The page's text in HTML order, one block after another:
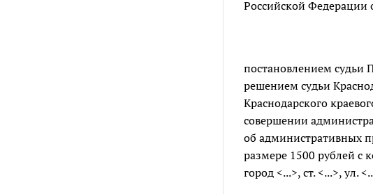
Российской Федерации
постановлением судьи
решением судьи
Краснодарского
совершении
об административных
размере 1500 рублей с
город <...>, ст. <...>, ул.